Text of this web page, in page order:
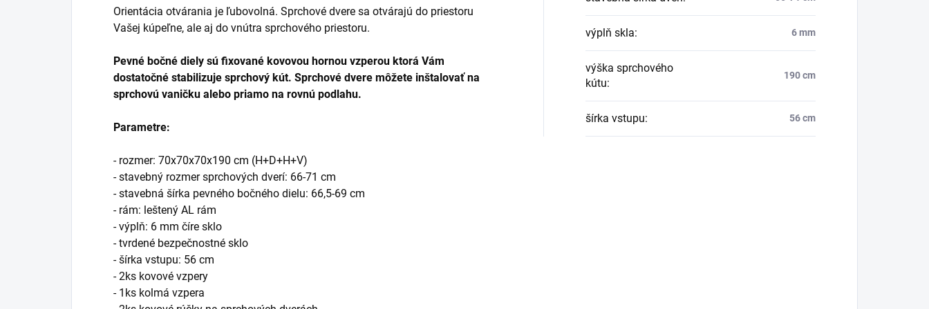
Orientácia otvárania je ľubovolná. Sprchové dvere sa otvárajú do priestoru
Vašej kúpeľne, ale aj do vnútra sprchového priestoru.
Pevné bočné diely sú fixované kovovou hornou vzperou ktorá Vám
dostatočné stabilizuje sprchový kút. Sprchové dvere môžete inštalovať na
sprchovú vaničku alebo priamo na rovnú podlahu.
Parametre:
- rozmer: 70x70x70x190 cm (H+D+H+V)
- stavebný rozmer sprchových dverí: 66-71 cm
- stavebná šírka pevného bočného dielu: 66,5-69 cm
- rám: leštený AL rám
- výplň: 6 mm číre sklo
- tvrdené bezpečnostné sklo
- šírka vstupu: 56 cm
- 2ks kovové vzpery
- 1ks kolmá vzpera
výplň skla: 6 mm
výška sprchového
kútu:
190 cm
šírka vstupu: 56 cm